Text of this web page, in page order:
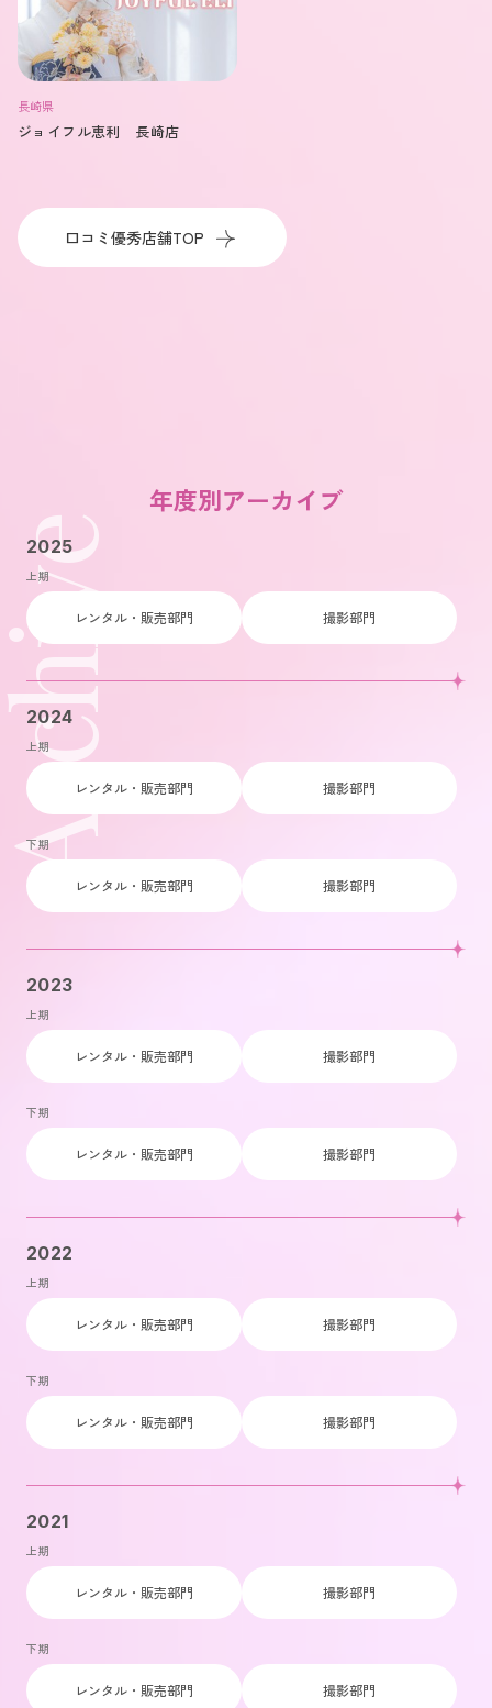
長崎県
ジョイフル恵利 長崎店
口コミ優秀店舗TOP
年度別アーカイブ
2025
上期
レンタル・販売部門 撮影部門
2024
上期
レンタル・販売部門 撮影部門
下期
レンタル・販売部門 撮影部門
2023
上期
レンタル・販売部門 撮影部門
下期
レンタル・販売部門 撮影部門
2022
上期
レンタル・販売部門 撮影部門
下期
レンタル・販売部門 撮影部門
2021
上期
レンタル・販売部門 撮影部門
下期
レンタル・販売部門 撮影部門